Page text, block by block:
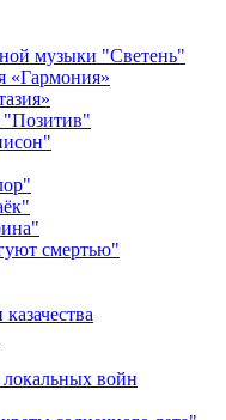
музыки "Светень"
«Гармония»
"Позитив"
смертью"
локальных войн